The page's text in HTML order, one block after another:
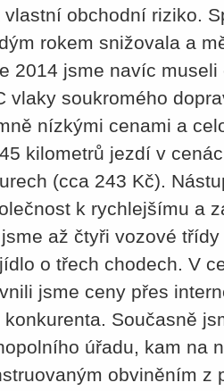
vlastní obchodní riziko.
rokem snižovala a
2014 jsme navíc
vlaky soukromého
nízkými cenami a
kilometrů jezdí v
(cca 243 Kč).
k rychlejšímu a
až čtyři vozové
o třech chodech. V
jsme ceny přes
konkurenta. Současně
úřadu, kam na
obviněním z